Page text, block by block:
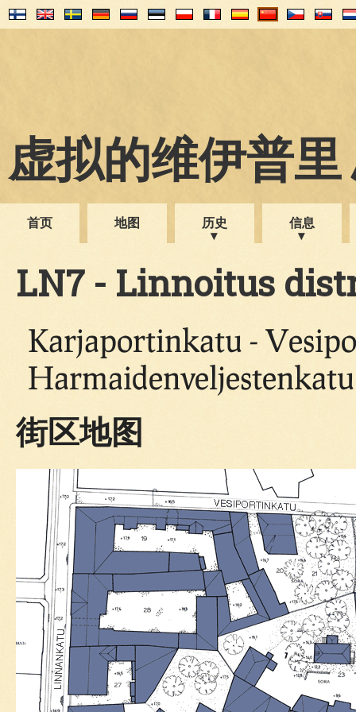
虚拟的维伊普里
首页 地图 历史 信息
LN7 - Linnoitus
Karjaportinkatu -
街区地图